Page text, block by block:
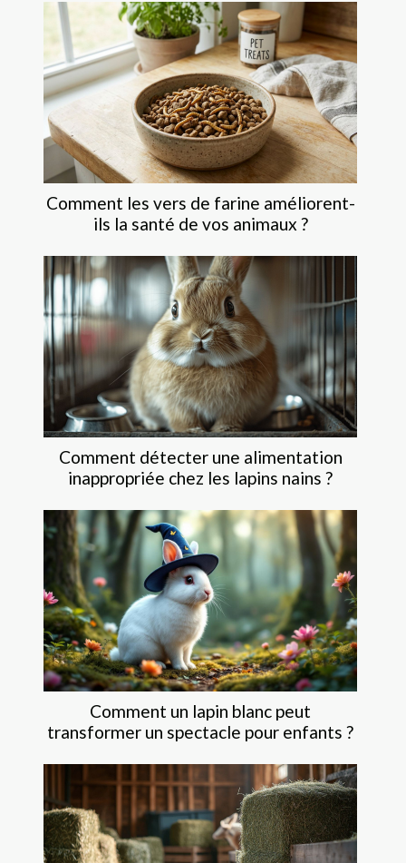
Comment les vers de farine améliorent-
ils la santé de vos animaux ?
Comment détecter une alimentation
inappropriée chez les lapins nains ?
Comment un lapin blanc peut
transformer un spectacle pour enfants ?